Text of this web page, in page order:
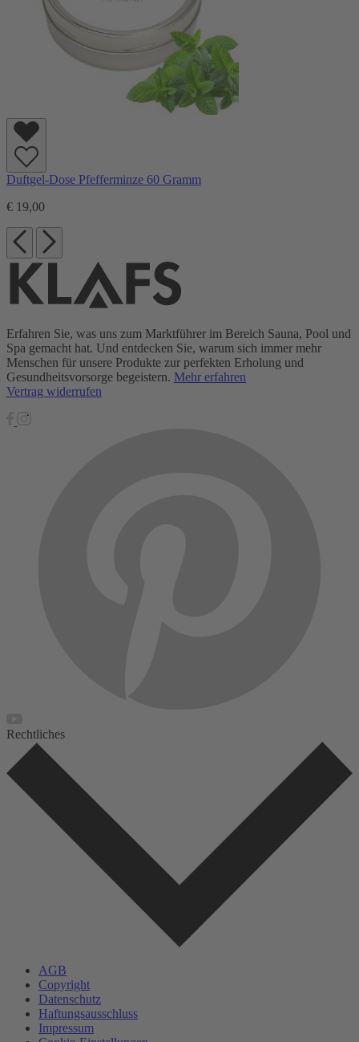
Duftgel-Dose Pfefferminze 60 Gramm
€ 19,00
Erfahren Sie, was uns zum Marktführer im Bereich Sauna, Pool und
Spa gemacht hat. Und entdecken Sie, warum sich immer mehr
Menschen für unsere Produkte zur perfekten Erholung und
Gesundheitsvorsorge begeistern. Mehr erfahren
Vertrag widerrufen
Rechtliches
AGB
Copyright
Datenschutz
Haftungsausschluss
Impressum